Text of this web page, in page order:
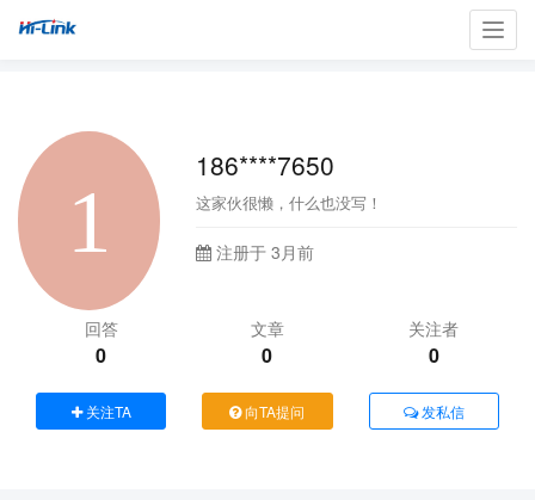
186****7650
这家伙很懒，什么也没写！
注册于 3月前
回答
0
文章
0
关注者
0
关注TA 向TA提问 发私信